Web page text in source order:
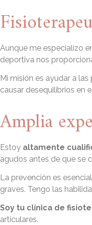
Aunque me especializo
deportiva nos
Mi misión es ayudar a
causar desequilibrios en
Amplia
Estoy altamente
agudos antes de que se
La prevención es
graves. Tengo las
Soy tu clínica de
articulares.